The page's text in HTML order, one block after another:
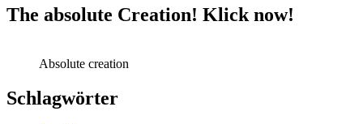
The absolute Creation! Klick now!
Absolute creation
Schlagwörter